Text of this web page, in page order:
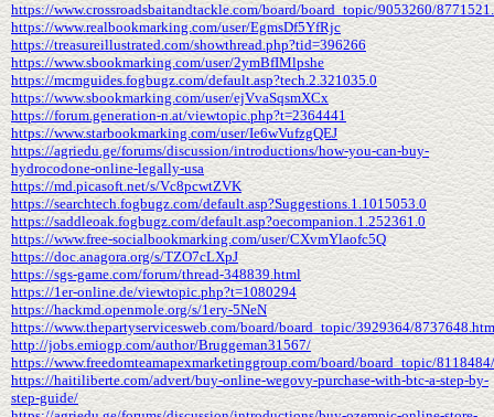
https://www.crossroadsbaitandtackle.com/board/board_topic/9053260/
https://www.realbookmarking.com/user/EgmsDf5YfRjc
https://treasureillustrated.com/showthread.php?tid=396266
https://www.sbookmarking.com/user/2ymBfIMlpshe
https://mcmguides.fogbugz.com/default.asp?tech.2.321035.0
https://www.sbookmarking.com/user/ejVvaSqsmXCx
https://forum.generation-n.at/viewtopic.php?t=2364441
https://www.starbookmarking.com/user/Ie6wVufzgQEJ
https://agriedu.ge/forums/discussion/introductions/how-you-can-buy-
hydrocodone-online-legally-usa
https://md.picasoft.net/s/Vc8pcwtZVK
https://searchtech.fogbugz.com/default.asp?Suggestions.1.1015053.0
https://saddleoak.fogbugz.com/default.asp?oecompanion.1.252361.0
https://www.free-socialbookmarking.com/user/CXvmYlaofc5Q
https://doc.anagora.org/s/TZO7cLXpJ
https://sgs-game.com/forum/thread-348839.html
https://1er-online.de/viewtopic.php?t=1080294
https://hackmd.openmole.org/s/1ery-5NeN
https://www.thepartyservicesweb.com/board/board_topic/3929364/8737648.htm
http://jobs.emiogp.com/author/Bruggeman31567/
https://www.freedomteamapexmarketinggroup.com/board/board_topic/
https://haitiliberte.com/advert/buy-online-wegovy-purchase-with-btc-a-step-by-
step-guide/